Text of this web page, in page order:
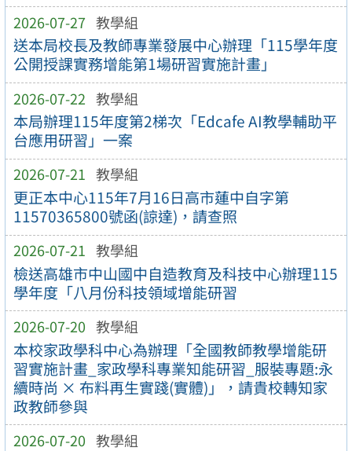
2026-07-27 教學組
送本局校長及教師專業發展中心辦理「115學年度
公開授課實務增能第1場研習實施計畫」
2026-07-22 教學組
本局辦理115年度第2梯次「Edcafe AI教學輔助平
台應用研習」一案
2026-07-21 教學組
更正本中心115年7月16日高市蓮中自字第
11570365800號函(諒達)，請查照
2026-07-21 教學組
檢送高雄市中山國中自造教育及科技中心辦理115
學年度「八月份科技領域增能研習
2026-07-20 教學組
本校家政學科中心為辦理「全國教師教學增能研
習實施計畫_家政學科專業知能研習_服裝專題:永
續時尚 × 布料再生實踐(實體)」，請貴校轉知家
政教師參與
2026-07-20 教學組